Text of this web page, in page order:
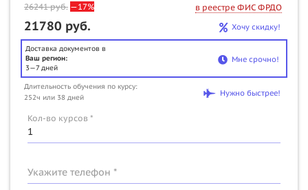
26241руб. —17% в реестре ФИС ФРДО
21780 руб. Хочу скидку!
Доставка документов в
Ваш регион:
3—7 дней
Мне срочно!
Длительность обучения по курсу:
252ч или 38 дней
Нужно быстрее!
Кол-во курсов *
Укажите телефон *